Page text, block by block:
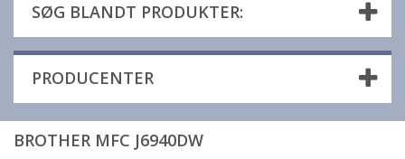
SØG BLANDT PRODUKTER:
PRODUCENTER
BROTHER MFC J6940DW